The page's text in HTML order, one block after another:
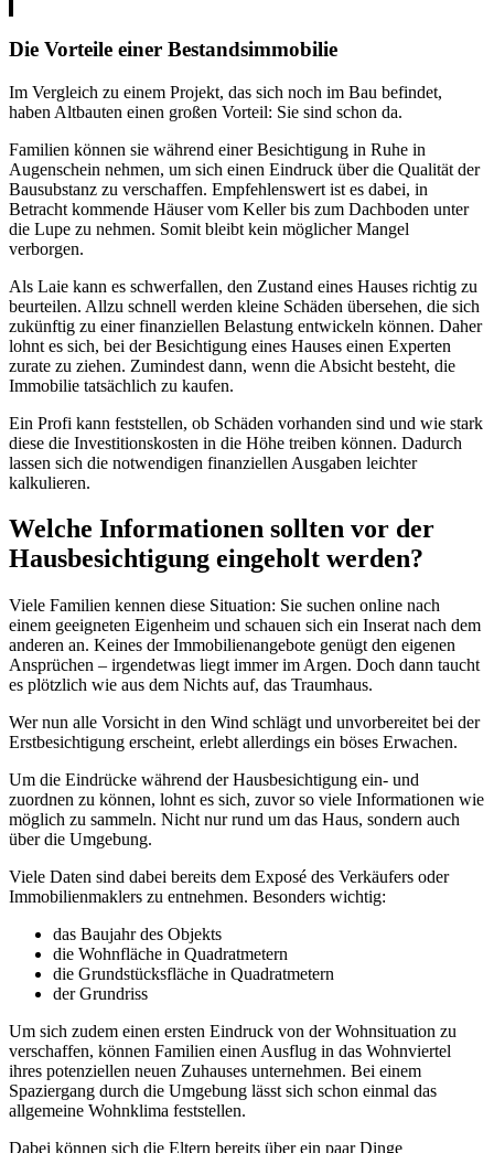
Die Vorteile einer Bestandsimmobilie
Im Vergleich zu einem Projekt, das sich noch im Bau befindet,
haben Altbauten einen großen Vorteil: Sie sind schon da.
Familien können sie während einer Besichtigung in Ruhe in
Augenschein nehmen, um sich einen Eindruck über die Qualität der
Bausubstanz zu verschaffen. Empfehlenswert ist es dabei, in
Betracht kommende Häuser vom Keller bis zum Dachboden unter
die Lupe zu nehmen. Somit bleibt kein möglicher Mangel
verborgen.
Als Laie kann es schwerfallen, den Zustand eines Hauses richtig zu
beurteilen. Allzu schnell werden kleine Schäden übersehen, die sich
zukünftig zu einer finanziellen Belastung entwickeln können. Daher
lohnt es sich, bei der Besichtigung eines Hauses einen Experten
zurate zu ziehen. Zumindest dann, wenn die Absicht besteht, die
Immobilie tatsächlich zu kaufen.
Ein Profi kann feststellen, ob Schäden vorhanden sind und wie stark
diese die Investitionskosten in die Höhe treiben können. Dadurch
lassen sich die notwendigen finanziellen Ausgaben leichter
kalkulieren.
Welche Informationen sollten vor der
Hausbesichtigung eingeholt werden?
Viele Familien kennen diese Situation: Sie suchen online nach
einem geeigneten Eigenheim und schauen sich ein Inserat nach dem
anderen an. Keines der Immobilienangebote genügt den eigenen
Ansprüchen – irgendetwas liegt immer im Argen. Doch dann taucht
es plötzlich wie aus dem Nichts auf, das Traumhaus.
Wer nun alle Vorsicht in den Wind schlägt und unvorbereitet bei der
Erstbesichtigung erscheint, erlebt allerdings ein böses Erwachen.
Um die Eindrücke während der Hausbesichtigung ein- und
zuordnen zu können, lohnt es sich, zuvor so viele Informationen wie
möglich zu sammeln. Nicht nur rund um das Haus, sondern auch
über die Umgebung.
Viele Daten sind dabei bereits dem Exposé des Verkäufers oder
Immobilienmaklers zu entnehmen. Besonders wichtig:
das Baujahr des Objekts
die Wohnfläche in Quadratmetern
die Grundstücksfläche in Quadratmetern
der Grundriss
Um sich zudem einen ersten Eindruck von der Wohnsituation zu
verschaffen, können Familien einen Ausflug in das Wohnviertel
ihres potenziellen neuen Zuhauses unternehmen. Bei einem
Spaziergang durch die Umgebung lässt sich schon einmal das
allgemeine Wohnklima feststellen.
Dabei können sich die Eltern bereits über ein paar Dinge